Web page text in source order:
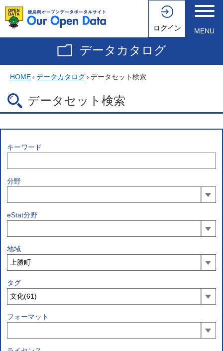
ログイン MENU
データカタログ
HOME› データカタログ› データセット検索
データセット検索
キーワード
分野
eStat分野
地域
タグ
フォーマット